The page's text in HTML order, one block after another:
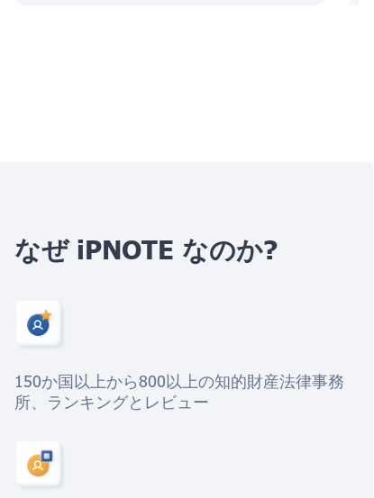
なぜ iPNOTE なのか?
150か国以上から800以上の知的財産法律事務
所、ランキングとレビュー